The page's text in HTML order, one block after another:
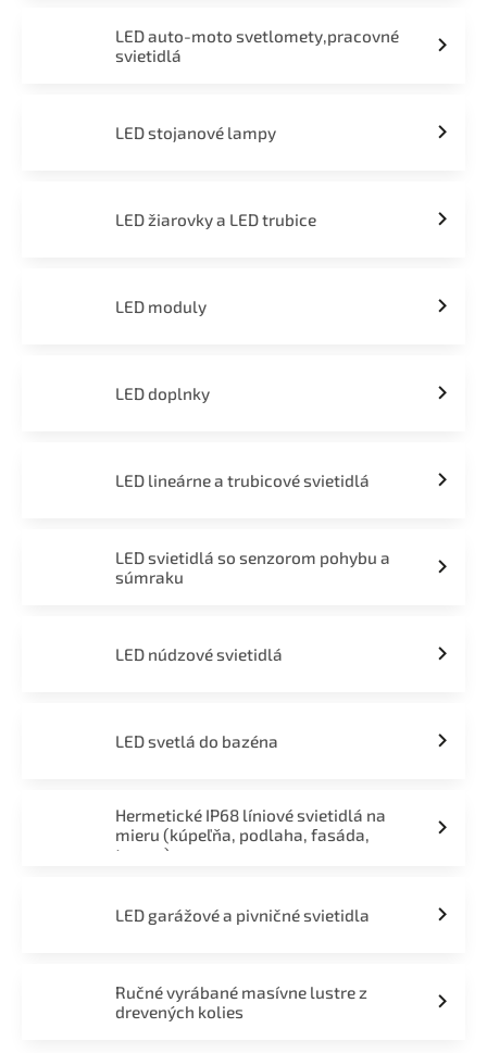
LED auto-moto svetlomety,pracovné
svietidlá
LED stojanové lampy
LED žiarovky a LED trubice
LED moduly
LED doplnky
LED lineárne a trubicové svietidlá
LED svietidlá so senzorom pohybu a
súmraku
LED núdzové svietidlá
LED svetlá do bazéna
Hermetické IP68 líniové svietidlá na
mieru (kúpeľňa, podlaha, fasáda,
terasa)
LED garážové a pivničné svietidla
Ručné vyrábané masívne lustre z
drevených kolies